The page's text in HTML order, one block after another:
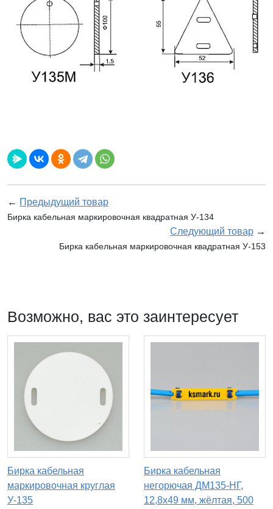
← Предыдущий товар
Бирка кабельная маркировочная квадратная У-134
Следующий товар →
Бирка кабельная маркировочная квадратная У-153
Возможно, вас это заинтересует
Бирка кабельная
маркировочная круглая
У-135
Бирка кабельная
негорючая ДМ135-НГ,
12,8х49 мм, жёлтая, 500